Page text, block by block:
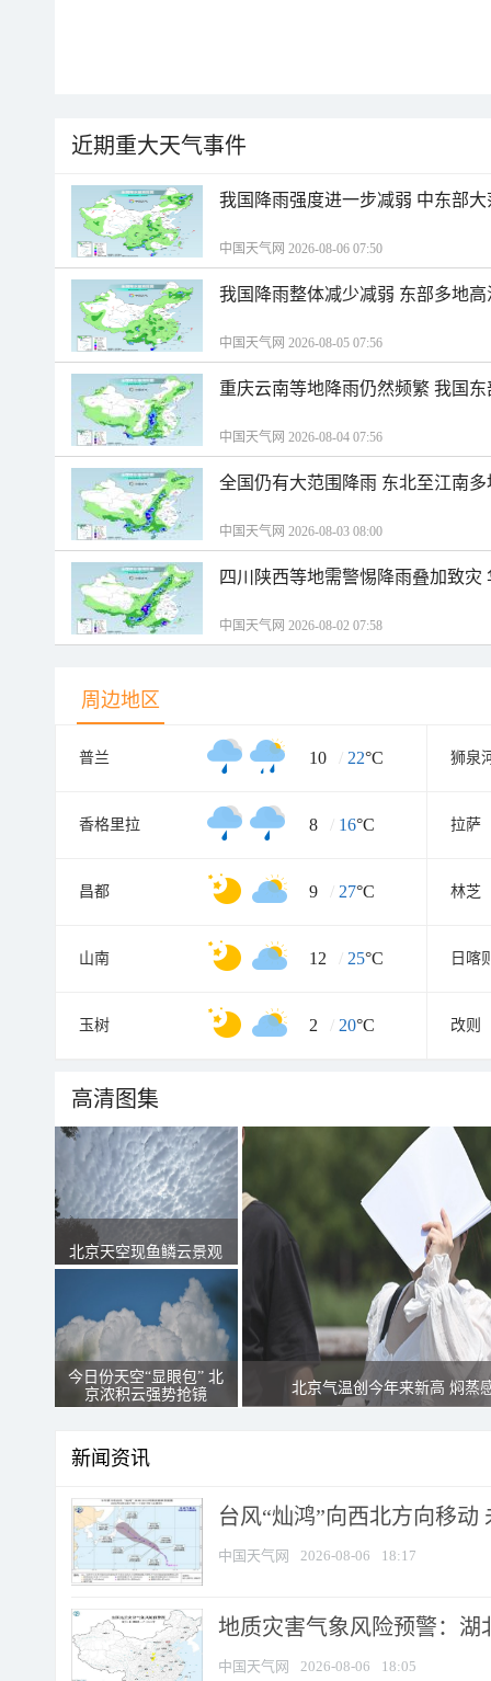
近期重大天气事件
我国降雨强度进一步减弱 中东部
中国天气网 2026-08-06 07:50
我国降雨整体减少减弱 东部多地
中国天气网 2026-08-05 07:56
重庆云南等地降雨仍然频繁 我国
中国天气网 2026-08-04 07:56
全国仍有大范围降雨 东北至江南
中国天气网 2026-08-03 08:00
四川陕西等地需警惕降雨叠加致
中国天气网 2026-08-02 07:58
周边地区
普兰 10 / 22°C 狮泉
香格里拉 8 / 16°C 拉萨
昌都 9 / 27°C 林芝
山南 12 / 25°C 日喀
玉树 2 / 20°C 改则
高清图集
北京天空现鱼鳞云景观
今日份天空“显眼包” 北
京浓积云强势抢镜
北京气温创今年来新高 焖蒸
新闻资讯
台风“灿鸿”向西北方向移动
中国天气网 2026-08-06 18:17
地质灾害气象风险预警：湖
中国天气网 2026-08-06 18:05